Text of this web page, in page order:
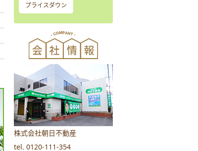
プライスダウン
株式会社朝日不動産
tel. 0120-111-354